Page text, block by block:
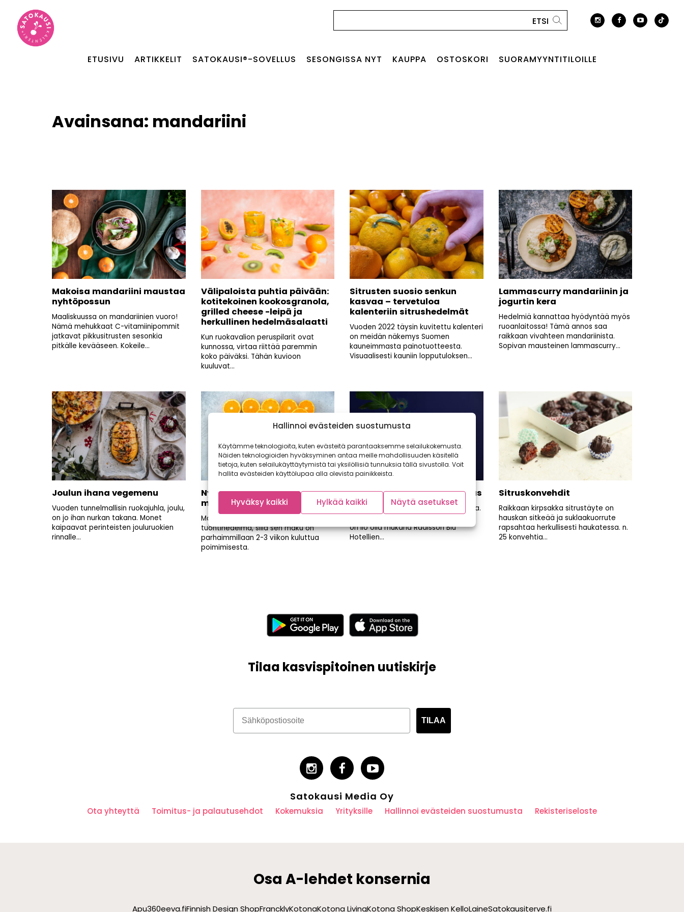
Hallinnoi evästeiden suostumusta
Käytämme teknologioita, kuten evästeitä parantaaksemme selailukokemusta.
Näiden teknologioiden hyväksyminen antaa meille mahdollisuuden käsitellä
tietoja, kuten selailukäyttäytymistä tai yksilöllisiä tunnuksia tällä sivustolla. Voit
hallita evästeiden käyttölupaa alla olevista painikkeista.
Hyväksy kaikki Hylkää kaikki Näytä asetukset
ETUSIVU ARTIKKELIT SATOKAUSI®-SOVELLUS SESONGISSA NYT KAUPPA OSTOSKORI SUORAMYYNTITILOILLE
Avainsana: mandariini
Makoisa mandariini maustaa
nyhtöpossun
Maaliskuussa on mandariinien vuoro!
Nämä mehukkaat C-vitamiinipommit
jatkavat pikkusitrusten sesonkia
pitkälle kevääseen. Kokeile...
Välipaloista puhtia päivään:
kotitekoinen kookosgranola,
grilled cheese -leipä ja
herkullinen hedelmäsalaatti
Kun ruokavalion peruspilarit ovat
kunnossa, virtaa riittää paremmin
koko päiväksi. Tähän kuvioon
kuuluvat...
Sitrusten suosio senkun
kasvaa – tervetuloa
kalenteriin sitrushedelmät
Vuoden 2022 täysin kuvitettu kalenteri
on meidän näkemys Suomen
kauneimmasta painotuotteesta.
Visuaalisesti kauniin lopputuloksen...
Lammascurry mandariinin ja
jogurtin kera
Hedelmiä kannattaa hyödyntää myös
ruoanlaitossa! Tämä annos saa
raikkaan vivahteen mandariinista.
Sopivan mausteinen lammascurry...
Joulun ihana vegemenu
Vuoden tunnelmallisin ruokajuhla, joulu,
on jo ihan nurkan takana. Monet
kaipaavat perinteisten jouluruokien
rinnalle...
Nyt sesongissa makea
mandariini!
Mandariini on täydellinen
tuontihedelmä, sillä sen maku on
parhaimmillaan 2-3 viikon kuluttua
poimimisesta.
Sitrusten sesongin huipennus
Satokausi-ajattelu valloittaa Suomea.
on ilo olla mukana Radisson Blu
Hotellien...
Sitruskonvehdit
Raikkaan kirpsakka sitrustäyte on
hauskan sitkeää ja suklaakuorrute
rapsahtaa herkullisesti haukatessa. n.
25 konvehtia...
Tilaa kasvispitoinen uutiskirje
TILAA
Satokausi Media Oy
Ota yhteyttä Toimitus- ja palautusehdot Kokemuksia Yrityksille Hallinnoi evästeiden suostumusta Rekisteriseloste
Osa A-lehdet konsernia
Apu360eeva.fiFinnish Design ShopFrancklyKotonaKotona LivingKotona ShopKeskisen KelloLaineSatokausiterve.fi